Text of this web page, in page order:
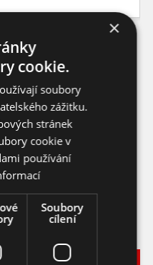
×
cookie.
soubory
zážitku.
stránek
cookie v
používání
Soubory
cílení